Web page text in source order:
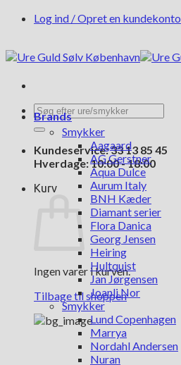
FortsætLog ind / Opret en kundekonto
Søg
efter:
Kundeservice: 33 13 85 45
Hverdage: 10:00 - 18:00
Kurv
Ingen varer i kurven.
Tilbage til shoppen
Brands
Smykker
Aagaard
AG Gerstner
Aqua Dulce
Aurum Italy
BNH Kæder
Diamant serier
Flora Danica
Georg Jensen
Heiring
Hultquist
Jan Jørgensen
Joanli Nor
Smykker
Lund Copenhagen
Marrya
Nordahl Andersen
Nuran